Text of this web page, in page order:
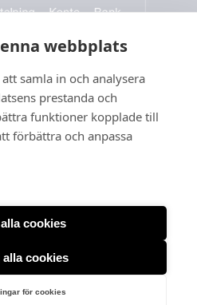
webbplats
samla in och analysera
prestanda och
funktioner kopplade till
förbättra och anpassa
cookies
alla cookies
för cookies
3260